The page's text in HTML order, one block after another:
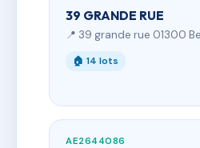
39 GRANDE RUE
📍 39 grande rue 01300
🏠 14 lots
AE2644086